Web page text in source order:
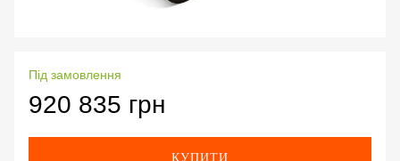
Під замовлення
920 835 грн
КУПИТИ